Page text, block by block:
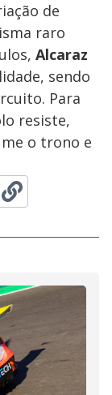
de
raro
Alcaraz
sendo
Para
resiste,
o trono e